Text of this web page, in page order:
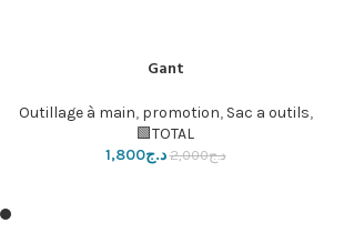
Gant
Outillage à main, promotion, Sac a outils,
TOTAL🟩
د.ج2,000 د.ج1,800